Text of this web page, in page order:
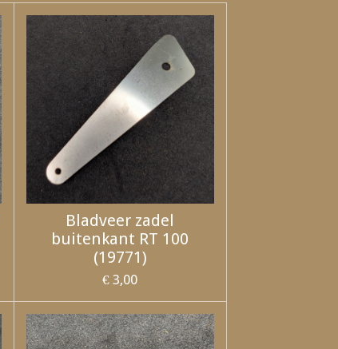
Bladveer zadel
buitenkant RT 100
(19771)
€ 3,00